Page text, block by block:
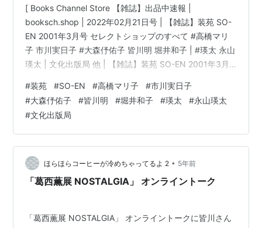
[ Books Channel Store 【雑誌】出品中速報 |
booksch.shop | 2022年02月21日号 | 【雑誌】装苑 SO-
EN 2001年3月号 セレクトショップのすべて #高橋マリ
子 市川実日子 #大森伃佑子 皆川明 堀井和子 | #瑛太 永山
瑛太 | 文化出版局 他 | 【雑誌】装苑 SO-EN 2001年3月
森伃佑子 皆川明 堀井和子コンディション:※古書「良
い」。コンディション説明文:※古書「良」。[※経年に準
じた焼有り][※表紙にスレ・キズ・多少の薄汚れ・ウラ表
紙角に折れ等経年劣化有]テキストを読んで内…
#装苑 #SO-EN #高橋マリ子 #市川実日子
#大森伃佑子 #皆川明 #堀井和子 #瑛太 #永山瑛太
#文化出版局
ほらほらコーヒーが冷めちゃってるよ 2 • 5年前
「葛西薫展 NOSTALGIA」 オンライントーク